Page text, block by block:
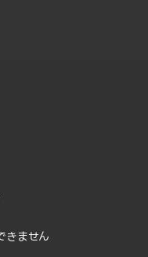
きません